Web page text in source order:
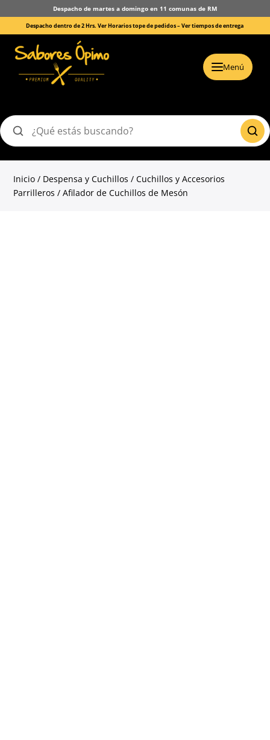
Despacho de martes a domingo en 11 comunas de RM
Despacho dentro de 2 Hrs. Ver Horarios tope de pedidos –Ver tiempos de entrega
Menú
Buscar
Inicio / Despensa y Cuchillos /Cuchillos y Accesorios
Parrilleros / Afilador de Cuchillos de Mesón